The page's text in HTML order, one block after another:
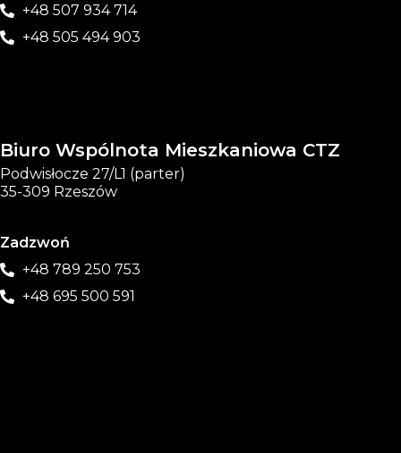
+48 507 934 714
+48 505 494 903
Biuro Wspólnota Mieszkaniowa CTZ
Podwisłocze 27/L1 (parter)
35-309 Rzeszów
Zadzwoń
+48 789 250 753
+48 695 500 591